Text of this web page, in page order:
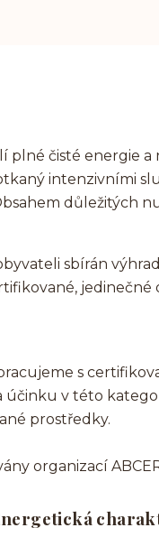
čisté energie a
intenzivními
důležitých
sbírán
s
účinku v této
prostředky.
organizací